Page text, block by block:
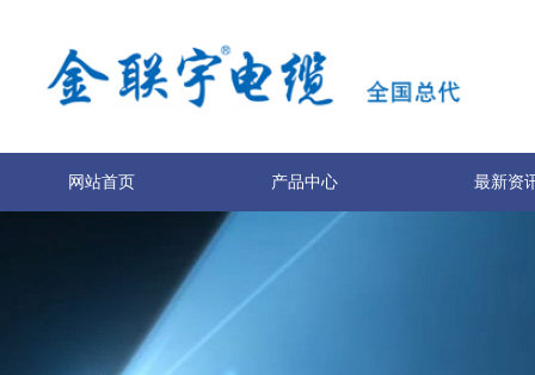
网站首页 产品中心 最新资
联系我们